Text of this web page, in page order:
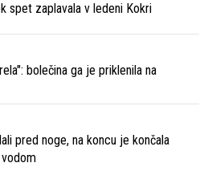
spet zaplavala v ledeni Kokri
bolečina ga je priklenila na
pred noge, na koncu je končala